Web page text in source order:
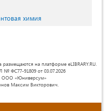
химия
на платформе eLIBRARY.RU.
ФС77-91809 от 03.07.2026
ООО «Юниверсум»
Максим Викторович.